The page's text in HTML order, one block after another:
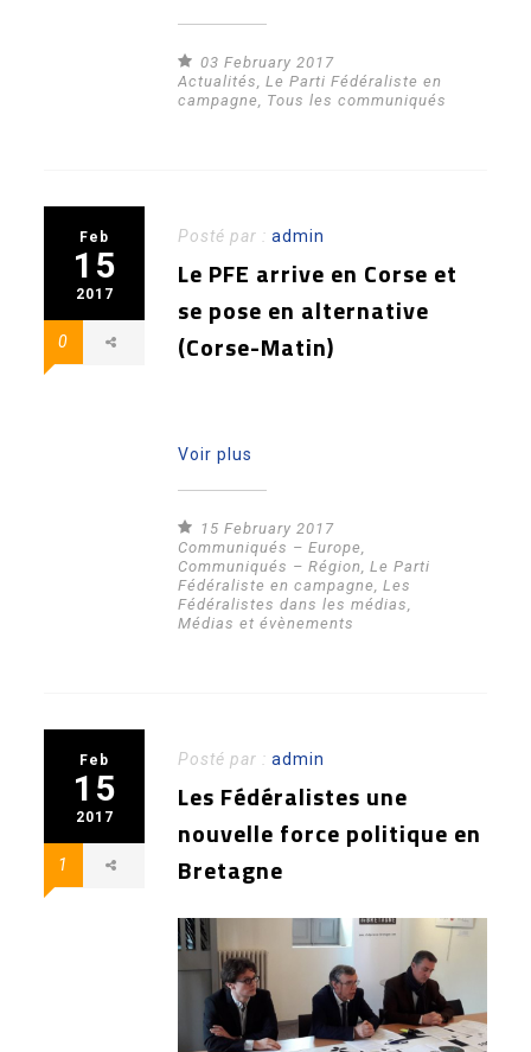
03 February 2017
Actualités ,Le Parti Fédéraliste en
campagne
Tous les communiqués
Feb
15
2017
0
Posté par :admin
Le PFE arrive en Corse et
se pose en alternative
(Corse-Matin)
Voir plus
15 February 2017
Communiqués – Europe
Communiqués – Région ,Le Parti
Fédéraliste en campagne ,Les
Fédéralistes dans les médias
Médias et évènements
Feb
15
2017
1
Posté par :admin
Les Fédéralistes une
nouvelle force politique en
Bretagne